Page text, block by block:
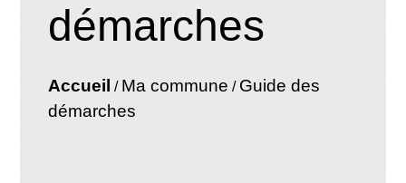
démarches
Accueil / Ma commune / Guide des
démarches